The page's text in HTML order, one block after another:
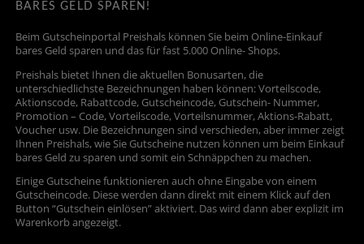
BARES GELD SPAREN!
Beim Gutscheinportal Preishals können Sie beim Online-Einkauf
bares Geld sparen und das für fast 5.000 Online- Shops.
Preishals bietet Ihnen die aktuellen Bonusarten, die
unterschiedlichste Bezeichnungen haben können: Vorteilscode,
Aktionscode, Rabattcode, Gutscheincode, Gutschein- Nummer,
Promotion – Code, Vorteilscode, Vorteilsnummer, Aktions-Rabatt,
Voucher usw. Die Bezeichnungen sind verschieden, aber immer zeigt
Ihnen Preishals, wie Sie Gutscheine nutzen können um beim Einkauf
bares Geld zu sparen und somit ein Schnäppchen zu machen.
Einige Gutscheine funktionieren auch ohne Eingabe von einem
Gutscheincode. Diese werden dann direkt mit einem Klick auf den
Button “Gutschein einlösen” aktiviert. Das wird dann aber explizit im
Warenkorb angezeigt.